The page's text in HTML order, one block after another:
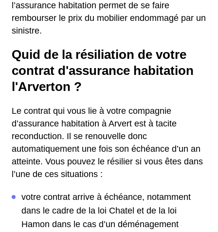
l’assurance habitation permet de se faire
rembourser le prix du mobilier endommagé par un
sinistre.
Quid de la résiliation de votre
contrat d'assurance habitation
l'Arverton ?
Le contrat qui vous lie à votre compagnie
d’assurance habitation à Arvert est à tacite
reconduction. Il se renouvelle donc
automatiquement une fois son échéance d’un an
atteinte. Vous pouvez le résilier si vous êtes dans
l’une de ces situations :
votre contrat arrive à échéance, notamment
dans le cadre de la loi Chatel et de la loi
Hamon dans le cas d’un déménagement